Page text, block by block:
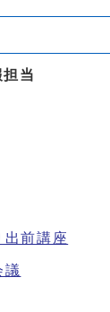
当
出前講座
議